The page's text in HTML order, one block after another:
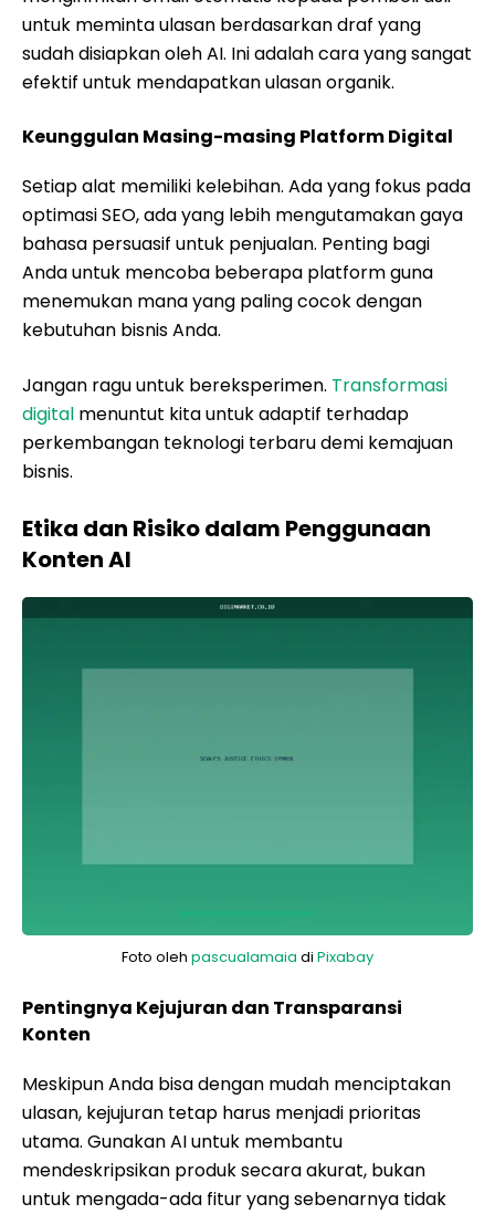
untuk meminta ulasan berdasarkan draf yang
sudah disiapkan oleh AI. Ini adalah cara yang sangat
efektif untuk mendapatkan ulasan organik.
Keunggulan Masing-masing Platform Digital
Setiap alat memiliki kelebihan. Ada yang fokus pada
optimasi SEO, ada yang lebih mengutamakan gaya
bahasa persuasif untuk penjualan. Penting bagi
Anda untuk mencoba beberapa platform guna
menemukan mana yang paling cocok dengan
kebutuhan bisnis Anda.
Jangan ragu untuk bereksperimen. Transformasi
digital menuntut kita untuk adaptif terhadap
perkembangan teknologi terbaru demi kemajuan
bisnis.
Etika dan Risiko dalam Penggunaan
Konten AI
Foto oleh pascualamaia di Pixabay
Pentingnya Kejujuran dan Transparansi
Konten
Meskipun Anda bisa dengan mudah menciptakan
ulasan, kejujuran tetap harus menjadi prioritas
utama. Gunakan AI untuk membantu
mendeskripsikan produk secara akurat, bukan
untuk mengada-ada fitur yang sebenarnya tidak